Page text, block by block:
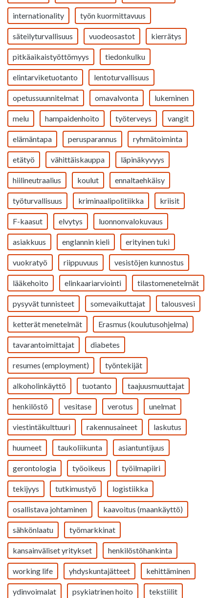
internationality työn kuormittavuus
säteilyturvallisuus vuodeosastot kierrätys
pitkäaikaistyöttömyys tiedonkulku
elintarviketuotanto lentoturvallisuus
opetussuunnitelmat omavalvonta lukeminen
melu hampaidenhoito työterveys vangit
elämäntapa perusparannus ryhmätoiminta
etätyö vähittäiskauppa läpinäkyvyys
hiilineutraalius koulut ennaltaehkäisy
työturvallisuus kriminaalipolitiikka kriisit
F-kaasut elvytys luonnonvalokuvaus
asiakkuus englannin kieli erityinen tuki
vuokratyö riippuvuus vesistöjen kunnostus
lääkehoito elinkaariarviointi tilastomenetelmät
pysyvät tunnisteet somevaikuttajat talousvesi
ketterät menetelmät Erasmus (koulutusohjelma)
tavarantoimittajat diabetes
resumes (employment) työntekijät
alkoholinkäyttö tuotanto taajuusmuuttajat
henkilöstö vesitase verotus unelmat
viestintäkulttuuri rakennusaineet laskutus
huumeet taukoliikunta asiantuntijuus
gerontologia työoikeus työilmapiiri
tekijyys tutkimustyö logistiikka
osallistava johtaminen kaavoitus (maankäyttö)
sähkönlaatu työmarkkinat
kansainväliset yritykset henkilöstöhankinta
working life yhdyskuntajätteet kehittäminen
ydinvoimalat psykiatrinen hoito tekstiilit